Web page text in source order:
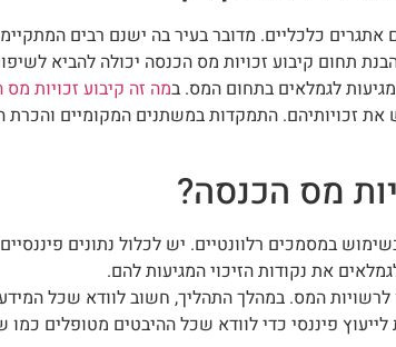
כלכליים. מדובר בעיר בה ישנם רבים
תחום קיבוע זכויות מס הכנסה יכולה להביא
לגמלאים בתחום המס. במה זה קיבוע זכויות
את זכויותיהם. התמקדות במשתנים המקומיים והכרת
מס הכנסה?
במסמכים רלוונטיים. יש לכלול נתונים
את נקודות הזיכוי המגיעות להם.
המס. במהלך התהליך, חשוב לוודא שכל
פיננסי כדי לוודא שכל ההיבטים מטופלים כמו